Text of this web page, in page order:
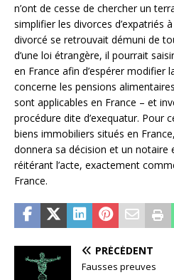
n’ont de cesse de chercher un
simplifier les divorces d’expatriés
divorcé se retrouvait démuni de
d’une loi étrangère, il pourrait
en France afin d’espérer modifier
concerne les pensions
sont applicables en France – et
procédure dite d’exequatur. Pour
biens immobiliers situés en
donnera sa décision et un notaire
réitérant l’acte, exactement
France.
PRÉCÉDENT
Fausses preuves